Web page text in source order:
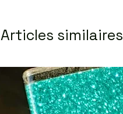
Articles similaires